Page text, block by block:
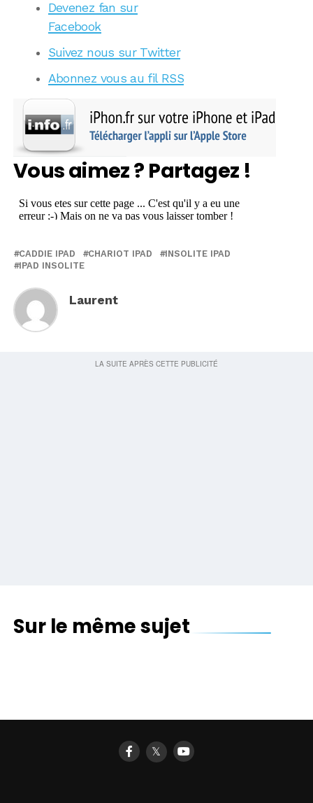
Devenez fan sur
Facebook
Suivez nous sur Twitter
Abonnez vous au fil RSS
Vous aimez ? Partagez !
CADDIE IPAD CHARIOT IPAD
INSOLITE IPAD
IPAD INSOLITE
Laurent
Sur le même sujet
Un stylet iPad ? Un marqueur plutôt !
𝕏